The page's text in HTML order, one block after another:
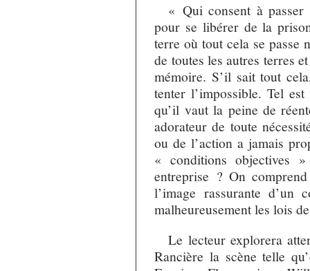
« Qui consent à
pour se libérer de la
terre où tout cela se passe
de toutes les autres terres
mémoire. S’il sait tout
tenter l’impossible. Tel
qu’il vaut la peine de
adorateur de toute
ou de l’action a jamais
« conditions objectives
entreprise ? On
l’image rassurante d’un
malheureusement les lois
Le lecteur explorera
Rancière la scène telle